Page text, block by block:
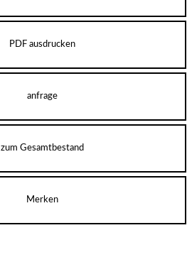
PDF ausdrucken
anfrage
zum Gesamtbestand
Merken